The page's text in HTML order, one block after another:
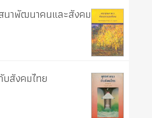
นาพัฒนาคนและสังคม
สังคมไทย